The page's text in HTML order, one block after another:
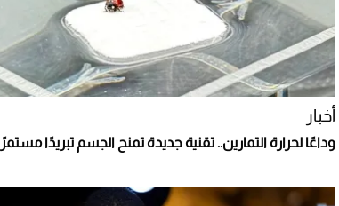
أخبار
وداعًا لحرارة التمارين.. تقنية جديدة تمنح الجسم تبريدًا